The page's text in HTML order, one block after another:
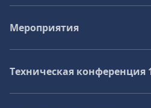
Мероприятия
Техническая конференция